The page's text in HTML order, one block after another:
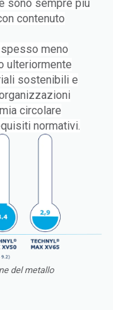
sono sempre più
contenuto
meno
ulteriormente
sostenibili e
circolare
normativi.
del metallo